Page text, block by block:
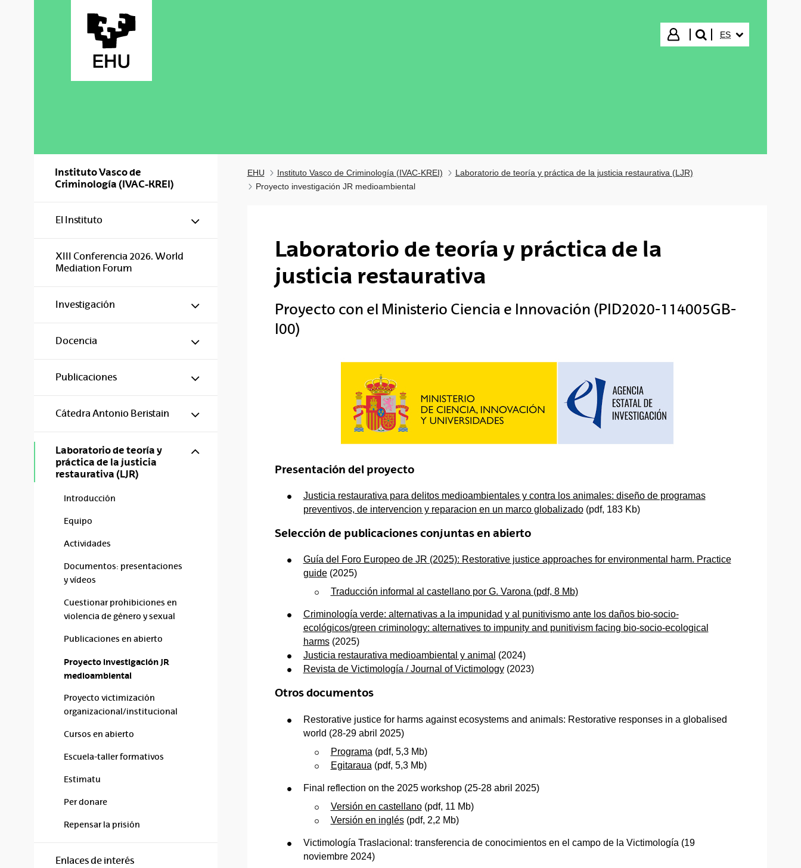
Iniciar sesión
buscar"
ES
Instituto Vasco de
Criminología (IVAC-KREI)
El Instituto Mostrar/ocultar subpáginas
XIII Conferencia 2026. World
Mediation Forum
Investigación Mostrar/ocultar subpáginas
Docencia Mostrar/ocultar subpáginas
Publicaciones Mostrar/ocultar subpáginas
Cátedra Antonio Beristain Mostrar/ocultar subpáginas
Laboratorio de teoría y
práctica de la justicia
restaurativa (LJR)
Mostrar/ocultar subpáginas
Introducción
Equipo
Actividades
Documentos: presentaciones
y vídeos
Cuestionar prohibiciones en
violencia de género y sexual
Publicaciones en abierto
Proyecto investigación JR
medioambiental
Proyecto victimización
organizacional/institucional
Cursos en abierto
Escuela-taller formativos
Estimatu
Per donare
Repensar la prisión
Enlaces de interés
EHU Instituto Vasco de Criminología (IVAC-KREI)
Laboratorio de teoría y práctica de la justicia restaurativa (LJR)
Proyecto investigación JR medioambiental
Laboratorio de teoría y práctica de la
justicia restaurativa
Proyecto con el Ministerio Ciencia e Innovación (PID2020-114005GB-
I00)
Presentación del proyecto
Justicia restaurativa para delitos medioambientales y contra los animales: diseño de programas
preventivos, de intervencion y reparacion en un marco globalizado(pdf, 183 Kb)
Selección de publicaciones conjuntas en abierto
Guía del Foro Europeo de JR (2025): Restorative justice approaches for environmental harm. Practice
guide(2025)
Traducción informal al castellano por G. Varona (pdf, 8 Mb)
Criminología verde: alternativas a la impunidad y al punitivismo ante los daños bio-socio-
ecológicos/green criminology: alternatives to impunity and punitivism facing bio-socio-ecological
harms(2025)
Justicia restaurativa medioambiental y animal (2024)
Revista de Victimología / Journal of Victimology(2023)
Otros documentos
Restorative justice for harms against ecosystems and animals: Restorative responses in a globalised
world (28-29 abril 2025)
Programa (pdf, 5,3 Mb)
Egitaraua (pdf, 5,3 Mb)
Final reflection on the 2025 workshop (25-28 abril 2025)
Versión en castellano(pdf, 11 Mb)
Versión en inglés(pdf, 2,2 Mb)
Victimología Traslacional: transferencia de conocimientos en el campo de la Victimología (19
noviembre 2024)